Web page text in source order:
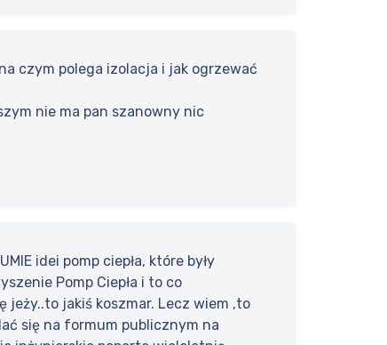
czym polega izolacja i jak ogrzewać
nie ma pan szanowny nic
idei pomp ciepła, które były
Pomp Ciepła i to co
jeży..to jakiś koszmar. Lecz wiem ,to
się na formum publicznym na